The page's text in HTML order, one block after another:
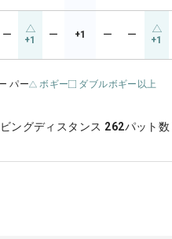
ー +1 ー +1 ー ー +1
パー ボギー ダブルボギー以上
ビングディスタンス 262パット数